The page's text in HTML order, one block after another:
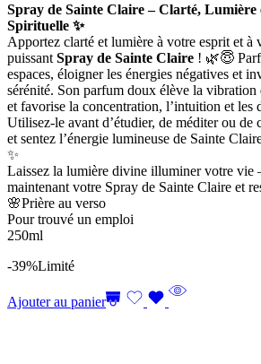
Spray de Sainte Claire – Clarté, Lumière
Spirituelle ✨
Apportez clarté et lumière à votre esprit et à
puissant Spray de Sainte Claire ! 🌿😇
espaces, éloigner les énergies négatives et
sérénité. Son parfum doux élève la
et favorise la concentration, l’intuition et les
Utilisez-le avant d’étudier, de méditer ou de
et sentez l’énergie lumineuse de Sainte
✨
Laissez la lumière divine illuminer votre
maintenant votre Spray de Sainte Claire et
🌸Prière au verso
Pour trouvé un emploi
250ml
-39%Limité
Ajouter au panier